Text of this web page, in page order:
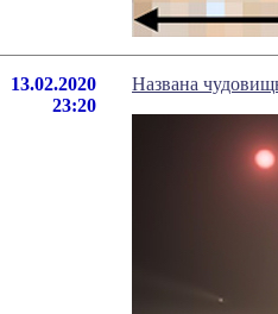
13.02.2020
23:20
Названа